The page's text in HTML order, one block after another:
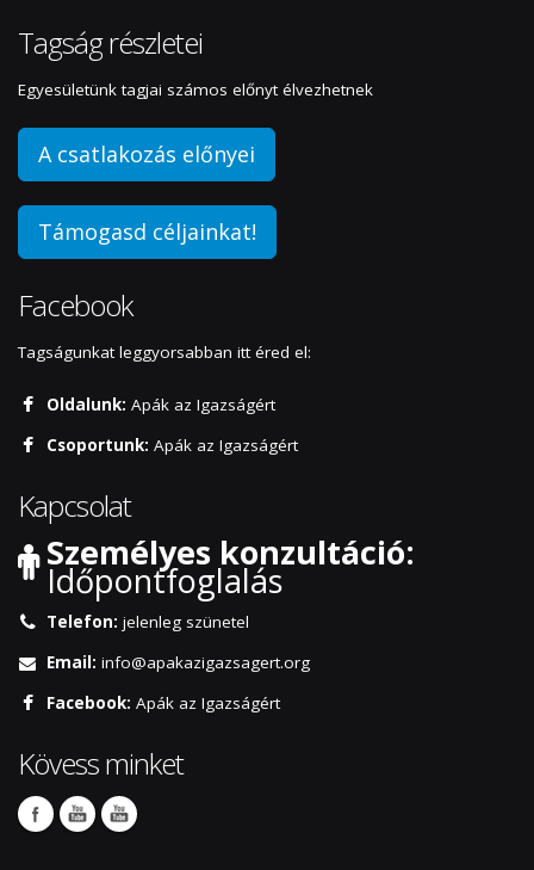
Tagság részletei
Egyesületünk tagjai számos előnyt élvezhetnek
A csatlakozás előnyei
Támogasd céljainkat!
Facebook
Tagságunkat leggyorsabban itt éred el:
Oldalunk: Apák az Igazságért
Csoportunk: Apák az Igazságért
Kapcsolat
Személyes konzultáció:
Időpontfoglalás
Telefon: jelenleg szünetel
Email: info@apakazigazsagert.org
Facebook: Apák az Igazságért
Kövess minket